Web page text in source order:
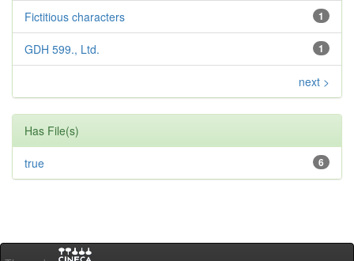
1
Fictitious characters
1
GDH 599., Ltd.
next >
Has File(s)
6
true